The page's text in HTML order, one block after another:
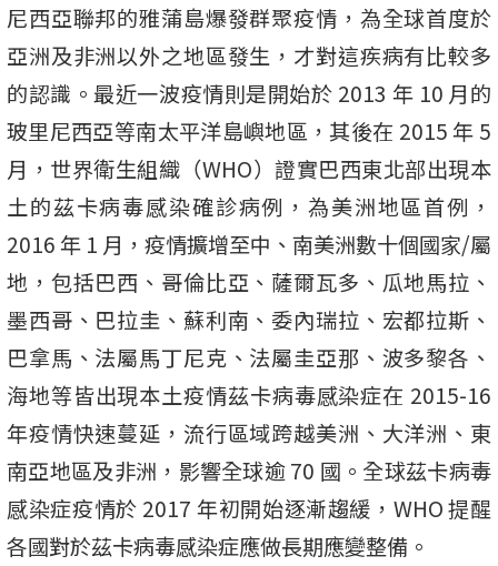
尼西亞聯邦的雅蒲島爆發群聚疫情，為全球首度於
亞洲及非洲以外之地區發生，才對這疾病有比較多
的認識。最近一波疫情則是開始於 2013 年 10 月的
玻里尼西亞等南太平洋島嶼地區，其後在 2015 年 5
月，世界衛生組織（WHO）證實巴西東北部出現本
土的茲卡病毒感染確診病例，為美洲地區首例，
2016 年 1 月，疫情擴增至中、南美洲數十個國家/屬
地，包括巴西、哥倫比亞、薩爾瓦多、瓜地馬拉、
墨西哥、巴拉圭、蘇利南、委內瑞拉、宏都拉斯、
巴拿馬、法屬馬丁尼克、法屬圭亞那、波多黎各、
海地等皆出現本土疫情茲卡病毒感染症在 2015-16
年疫情快速蔓延，流行區域跨越美洲、大洋洲、東
南亞地區及非洲，影響全球逾 70 國。全球茲卡病毒
感染症疫情於 2017 年初開始逐漸趨緩，WHO 提醒
各國對於茲卡病毒感染症應做長期應變整備。